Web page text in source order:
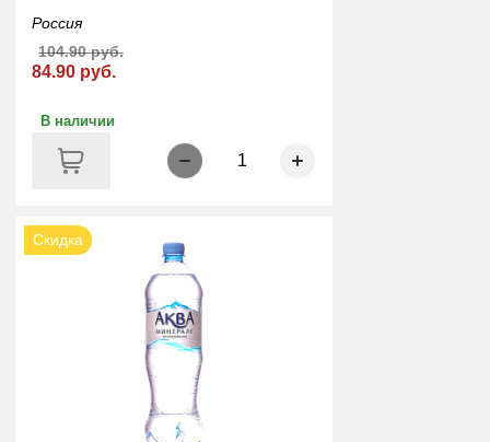
Россия
84.90 руб.
104.90 руб.
В наличии
1
Скидка